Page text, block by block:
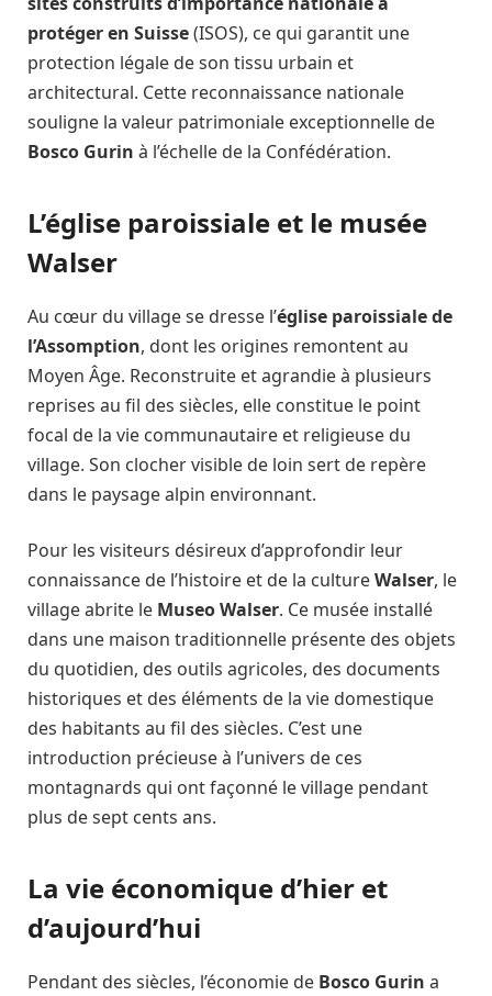
protéger en Suisse(ISOS), ce qui garantit une
protection légale de son tissu urbain et
architectural. Cette reconnaissance nationale
souligne la valeur patrimoniale exceptionnelle de
Bosco Gurin à l’échelle de la Confédération.
L’église paroissiale et le musée
Walser
Au cœur du village se dresse l’église paroissiale de
l’Assomption, dont les origines remontent au
Moyen Âge. Reconstruite et agrandie à plusieurs
reprises au fil des siècles, elle constitue le point
focal de la vie communautaire et religieuse du
village. Son clocher visible de loin sert de repère
dans le paysage alpin environnant.
Pour les visiteurs désireux d’approfondir leur
connaissance de l’histoire et de la cultureWalser, le
village abrite le Museo Walser. Ce musée installé
dans une maison traditionnelle présente des objets
du quotidien, des outils agricoles, des documents
historiques et des éléments de la vie domestique
des habitants au fil des siècles. C’est une
introduction précieuse à l’univers de ces
montagnards qui ont façonné le village pendant
plus de sept cents ans.
La vie économique d’hier et
d’aujourd’hui
Pendant des siècles, l’économie de Bosco Gurin a